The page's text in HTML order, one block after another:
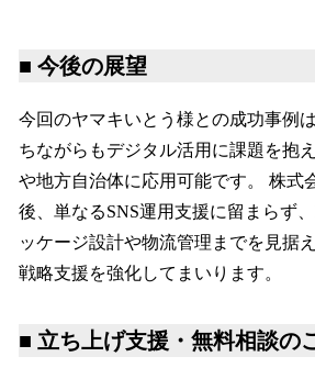
■ 今後の展望
今回のヤマキいとう様との成功事例
ちながらもデジタル活用に課題を抱
や地方自治体に応用可能です。 株式
後、単なるSNS運用支援に留まらず
ッケージ設計や物流管理までを見据
戦略支援を強化してまいります。
■ 立ち上げ支援・無料相談の